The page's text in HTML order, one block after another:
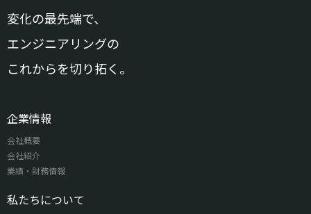
変化の最先端で、
エンジニアリングの
これからを切り拓く。
企業情報
会社概要
会社紹介
業績・財務情報
私たちについて